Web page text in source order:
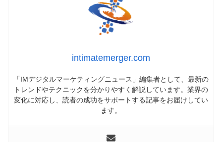
intimatemerger.com
「IMデジタルマーケティングニュース」編集者として、最新の
トレンドやテクニックを分かりやすく解説しています。業界の
変化に対応し、読者の成功をサポートする記事をお届けしてい
ます。